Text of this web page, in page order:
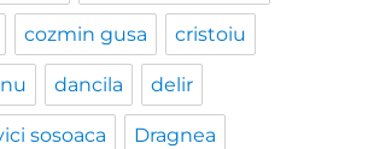
cozmin gusa cristoiu
dancila delir
sosoaca Dragnea